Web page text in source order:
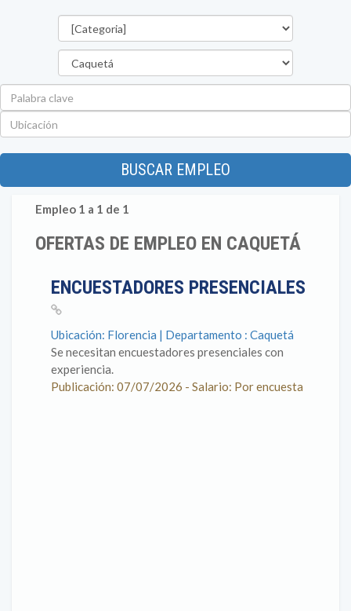
BUSCAR EMPLEO
Empleo 1 a 1 de 1
OFERTAS DE EMPLEO EN CAQUETÁ
ENCUESTADORES PRESENCIALES
Ubicación: Florencia | Departamento : Caquetá
Se necesitan encuestadores presenciales con
experiencia.
Publicación: 07/07/2026 - Salario: Por encuesta